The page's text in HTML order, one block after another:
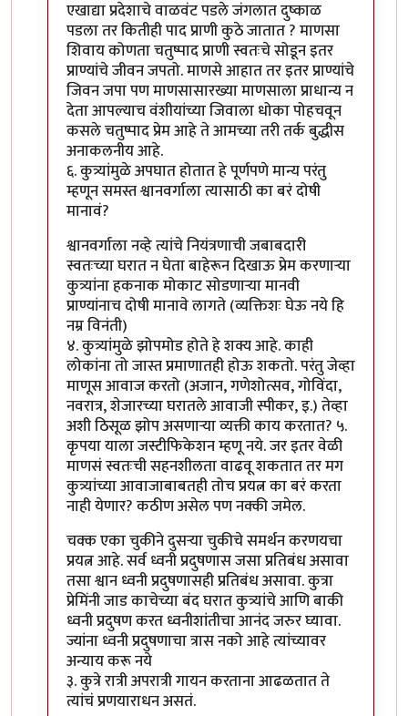
एखाद्या प्रदेशाचे वाळवंट पडले जंगलात दुष्काळ
पडला तर कितीही पाद प्राणी कुठे जातात ? माणसा
शिवाय कोणता चतुष्पाद प्राणी स्वतःचे सोडून इतर
प्राण्यांचे जीवन जपतो. माणसे आहात तर इतर प्राण्यांचे
जिवन जपा पण माणसासारख्या माणसाला प्राधान्य न
देता आपल्याच वंशीयांच्या जिवाला धोका पोहचवून
कसले चतुष्पाद प्रेम आहे ते आमच्या तरी तर्क बुद्धीस
अनाकलनीय आहे.
६. कुत्र्यांमुळे अपघात होतात हे पूर्णपणे मान्य परंतु
म्हणून समस्त श्वानवर्गाला त्यासाठी का बरं दोषी
मानावं?
श्वानवर्गाला नव्हे त्यांचे नियंत्रणाची जबाबदारी
स्वतःच्या घरात न घेता बाहेरून दिखाऊ प्रेम करणार्‍या
कुत्र्यांना हकनाक मोकाट सोडणार्‍या मानवी
प्राण्यांनाच दोषी मानावे लागते (व्यक्तिशः घेऊ नये हि
नम्र विनंती)
४. कुत्र्यांमुळे झोपमोड होते हे शक्य आहे. काही
लोकांना तो जास्त प्रमाणातही होऊ शकतो. परंतु जेव्हा
माणूस आवाज करतो (अजान, गणेशोत्सव, गोविंदा,
नवरात्र, शेजारच्या घरातले आवाजी स्पीकर, इ.) तेव्हा
अशी ठिसूळ झोप असणाऱ्या व्यक्ती काय करतात? ५.
कृपया याला जस्टीफिकेशन म्हणू नये. जर इतर वेळी
माणसं स्वतःची सहनशीलता वाढवू शकतात तर मग
कुत्र्यांच्या आवाजाबाबतही तोच प्रयत्न का बरं करता
नाही येणार? कठीण असेल पण नक्की जमेल.
चक्क एका चुकीने दुसर्‍या चुकीचे समर्थन करणयचा
प्रयत्न आहे. सर्व ध्वनी प्रदुषणास जसा प्रतिबंध असावा
तसा श्वान ध्वनी प्रदुषणासही प्रतिबंध असावा. कुत्रा
प्रेमिंनी जाड काचेच्या बंद घरात कुत्र्यांचे आणि बाकी
ध्वनी प्रदुषण करत ध्वनीशांतीचा आनंद जरुर घ्यावा.
ज्यांना ध्वनी प्रदुषणाचा त्रास नको आहे त्यांच्यावर
अन्याय करू नये
३. कुत्रे रात्री अपरात्री गायन करताना आढळतात ते
त्यांचं प्रणयाराधन असतं.